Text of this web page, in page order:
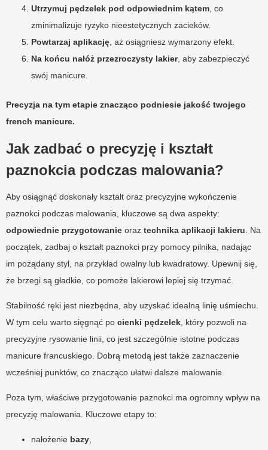
Utrzymuj pędzelek pod odpowiednim kątem , co
zminimalizuje ryzyko nieestetycznych zacieków.
Powtarzaj aplikację , aż osiągniesz wymarzony efekt.
Na końcu nałóż przezroczysty lakier, aby zabezpieczyć
swój manicure.
Precyzja na tym etapie znacząco podniesie jakość twojego
french manicure.
Jak zadbać o precyzję i kształt
paznokcia podczas malowania?
Aby osiągnąć doskonały kształt oraz precyzyjne wykończenie
paznokci podczas malowania, kluczowe są dwa aspekty:
odpowiednie przygotowanie oraz technika aplikacji lakieru . Na
początek, zadbaj o kształt paznokci przy pomocy pilnika, nadając
im pożądany styl, na przykład owalny lub kwadratowy. Upewnij się,
że brzegi są gładkie, co pomoże lakierowi lepiej się trzymać.
Stabilność ręki jest niezbędna, aby uzyskać idealną linię uśmiechu.
W tym celu warto sięgnąć po cienki pędzelek , który pozwoli na
precyzyjne rysowanie linii, co jest szczególnie istotne podczas
manicure francuskiego. Dobrą metodą jest także zaznaczenie
wcześniej punktów, co znacząco ułatwi dalsze malowanie.
Poza tym, właściwe przygotowanie paznokci ma ogromny wpływ na
precyzję malowania. Kluczowe etapy to:
nałożenie bazy